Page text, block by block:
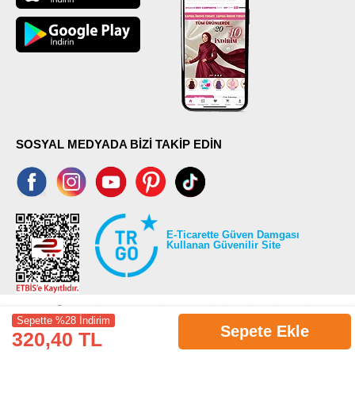
Sepette %28 İndirim
320,40 TL Sepete Ekle
SOSYAL MEDYADA BİZİ TAKİP EDİN
E-Ticarette Güven Damgası
Kullanan Güvenilir Site
©2026 Tüm modaselvim.com hakları saklıdır.